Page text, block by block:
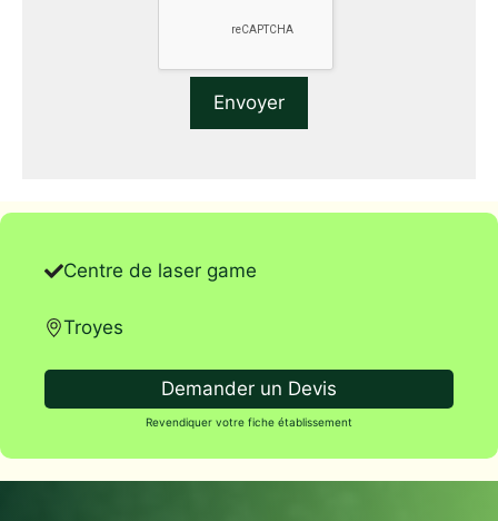
Centre de laser game
Troyes
Demander un Devis
Revendiquer votre fiche établissement